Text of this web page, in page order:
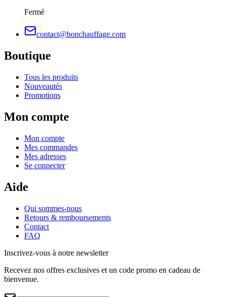
Fermé
contact@bonchauffage.com
Boutique
Tous les produits
Nouveautés
Promotions
Mon compte
Mon compte
Mes commandes
Mes adresses
Se connecter
Aide
Qui sommes-nous
Retours & remboursements
Contact
FAQ
Inscrivez-vous à notre newsletter
Recevez nos offres exclusives et un code promo en cadeau de
bienvenue.